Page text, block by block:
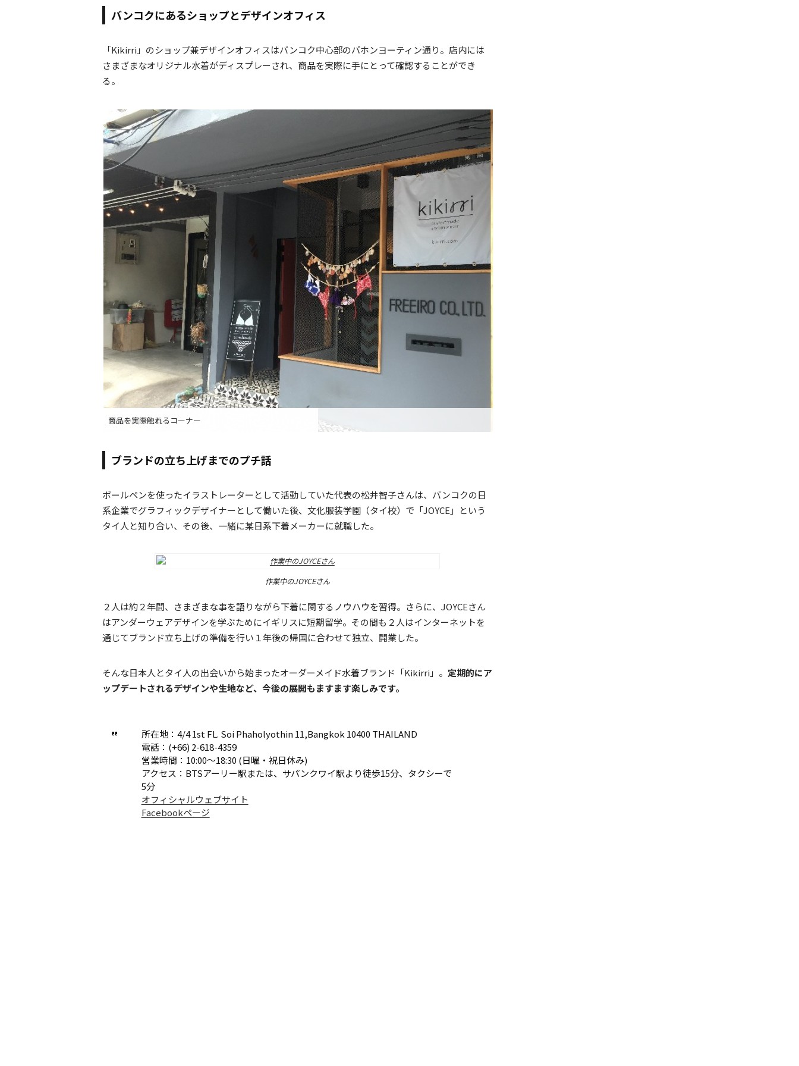
バンコクにあるショップとデザインオフィス
「Kikirri」のショップ兼デザインオフィスはバンコク中心部のパホンヨーティン通り。店内には
さまざまなオリジナル水着がディスプレーされ、商品を実際に手にとって確認することができ
る。
かわいい外観
人気の親子水着
商品を実際触れるコーナー
ブランドの立ち上げまでのプチ話
ボールペンを使ったイラストレーターとして活動していた代表の松井智子さんは、バンコクの日
系企業でグラフィックデザイナーとして働いた後、文化服装学園（タイ校）で「JOYCE」という
タイ人と知り合い、その後、一緒に某日系下着メーカーに就職した。
作業中のJOYCEさん
２人は約２年間、さまざまな事を語りながら下着に関するノウハウを習得。さらに、JOYCEさん
はアンダーウェアデザインを学ぶためにイギリスに短期留学。その間も２人はインターネットを
通じてブランド立ち上げの準備を行い１年後の帰国に合わせて独立、開業した。
そんな日本人とタイ人の出会いから始まったオーダーメイド水着ブランド「Kikirri」。 定期的にア
ップデートされるデザインや生地など、今後の展開もますます楽しみです。
所在地：4/4 1st FL. Soi Phaholyothin 11,Bangkok 10400 THAILAND
電話：(+66) 2-618-4359
営業時間：10:00〜18:30 (日曜・祝日休み)
アクセス：BTSアーリー駅または、サパンクワイ駅より徒歩15分、タクシーで
5分
オフィシャルウェブサイト
Facebookページ